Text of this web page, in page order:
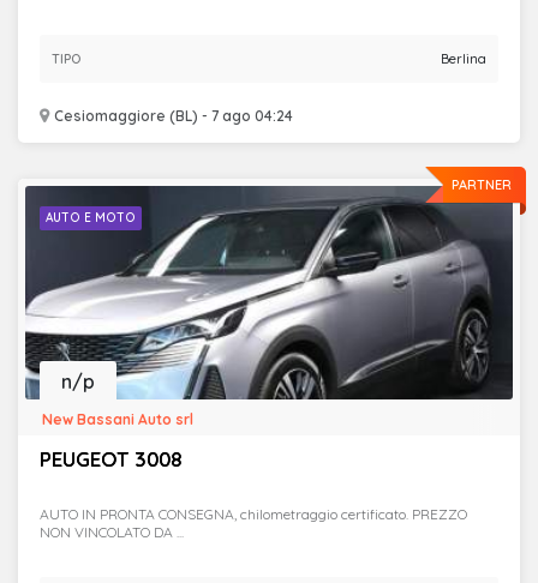
Cesiomaggiore (BL) - 7 ago 04:24
TIPO Berlina
PARTNER
AUTO E MOTO
PEUGEOT 3008
n/p
New Bassani Auto srl
AUTO IN PRONTA CONSEGNA, chilometraggio certificato. PREZZO
NON VINCOLATO DA ...